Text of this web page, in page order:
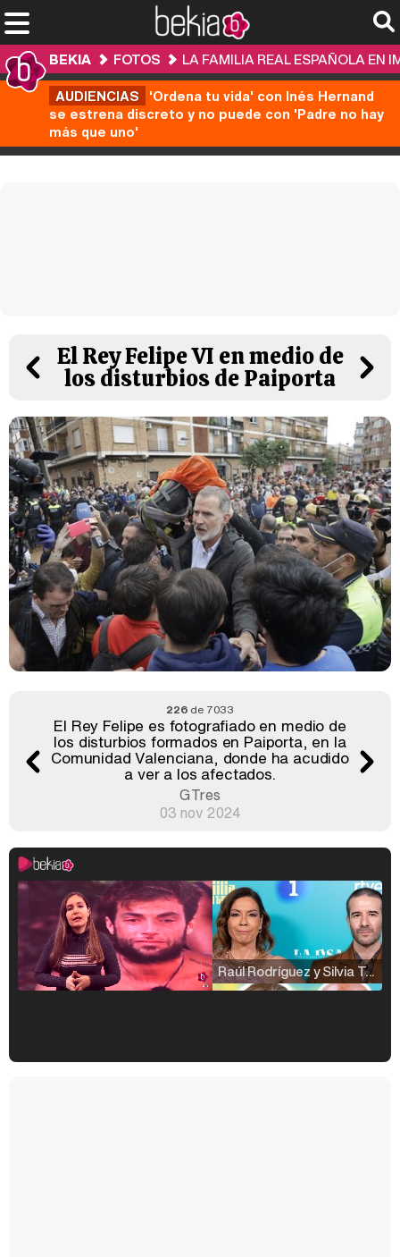
BEKIA FOTOS
LA FAMILIA REAL ESPAÑOLA EN
AUDIENCIAS 'Ordena tu vida' con Inés Hernand
se estrena discreto y no puede con 'Padre no hay
más que uno'
El Rey Felipe VI en medio de
los disturbios de Paiporta
226 de 7033
El Rey Felipe es fotografiado en medio de
los disturbios formados en Paiporta, en la
Comunidad Valenciana, donde ha acudido
a ver a los afectados.
GTres
03 nov 2024
Raúl Rodríguez y Silvia Taulés nos cuentan su papel en 'La familia de la tele'